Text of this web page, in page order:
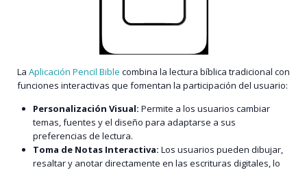
La Aplicación Pencil Bible combina la lectura bíblica tradicional con
funciones interactivas que fomentan la participación del usuario:
Personalización Visual: Permite a los usuarios cambiar
temas, fuentes y el diseño para adaptarse a sus
preferencias de lectura.
Toma de Notas Interactiva: Los usuarios pueden dibujar,
resaltar y anotar directamente en las escrituras digitales, lo